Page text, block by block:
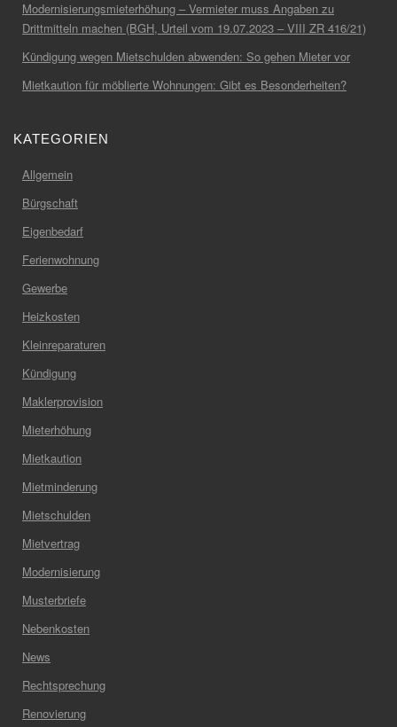
Modernisierungsmieterhöhung – Vermieter muss Angaben zu
Drittmitteln machen (BGH, Urteil vom 19.07.2023 – VIII ZR 416/21)
Kündigung wegen Mietschulden abwenden: So gehen Mieter vor
Mietkaution für möblierte Wohnungen: Gibt es Besonderheiten?
KATEGORIEN
Allgemein
Bürgschaft
Eigenbedarf
Ferienwohnung
Gewerbe
Heizkosten
Kleinreparaturen
Kündigung
Maklerprovision
Mieterhöhung
Mietkaution
Mietminderung
Mietschulden
Mietvertrag
Modernisierung
Musterbriefe
Nebenkosten
News
Rechtsprechung
Renovierung